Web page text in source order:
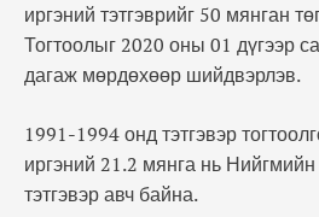
иргэний тэтгэврийг 50 мянган
Тогтоолыг 2020 оны 01 дүгээр
дагаж мөрдөхөөр шийдвэрлэв.
1991-1994 онд тэтгэвэр
иргэний 21.2 мянга нь
тэтгэвэр авч байна.